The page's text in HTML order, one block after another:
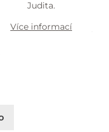
Judita.
Více informací